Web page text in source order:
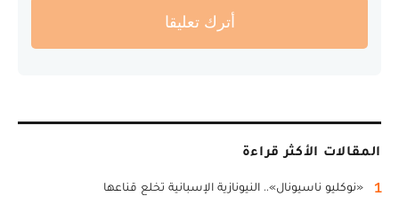
أترك تعليقا
المقالات الأكثر قراءة
1 «نوكليو ناسيونال».. النيونازية الإسبانية تخلع قناعها